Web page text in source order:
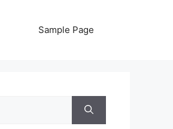
Sample Page